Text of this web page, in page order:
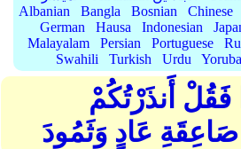
Albanian
Bangla Bosnian Chinese
German
Hausa Indonesian
Malayalam
Persian Portuguese
Swahili
Turkish Urdu Yoruba
أَنذَرْتُكُمْ
عَادٍ وَثَمُودَ